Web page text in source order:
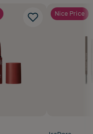
Nice Price